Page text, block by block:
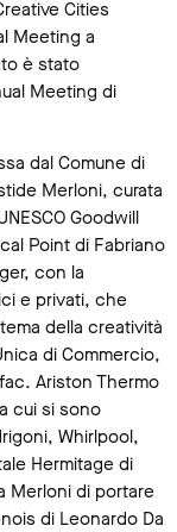
Cities
Meeting a
è stato
Meeting di
dal Comune di
Merloni, curata
Goodwill
Point di Fabriano
con la
e privati, che
della creatività
di Commercio,
Ariston Thermo
cui si sono
Whirlpool,
Hermitage di
Merloni di portare
di Leonardo Da